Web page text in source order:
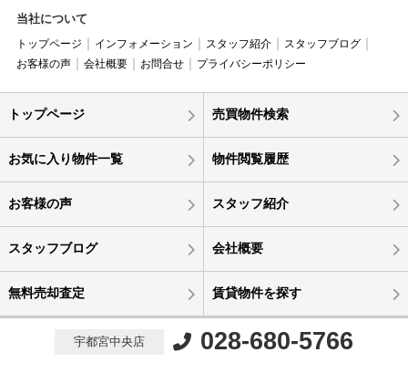
当社について
トップページ インフォメーション スタッフ紹介
スタッフブログ
お客様の声
会社概要 お問合せ プライバシーポリシー
トップページ 売買物件検索
お気に入り物件一覧 物件閲覧履歴
お客様の声 スタッフ紹介
スタッフブログ 会社概要
無料売却査定 賃貸物件を探す
宇都宮中央店 028-680-5766